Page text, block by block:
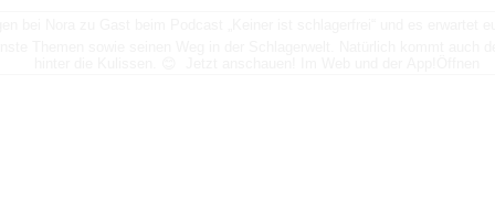
bei Nora zu Gast beim Podcast „Keiner ist schlagerfrei“ und es erwartet
Themen sowie seinen Weg in der Schlagerwelt. Natürlich kommt auch